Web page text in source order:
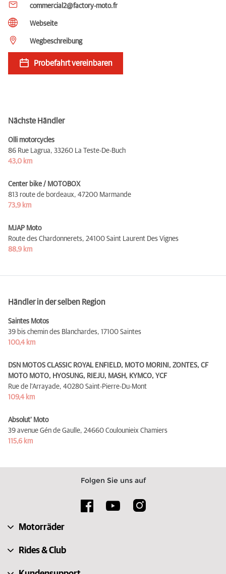
commercial2@factory-moto.fr
Webseite
Wegbeschreibung
Probefahrt vereinbaren
Nächste Händler
Olli motorcycles
86 Rue Lagrua, 33260 La Teste-De-Buch
43,0 km
Center bike / MOTOBOX
813 route de bordeaux, 47200 Marmande
73,9 km
MJAP Moto
Route des Chardonnerets, 24100 Saint Laurent Des Vignes
88,9 km
Händler in der selben Region
Saintes Motos
39 bis chemin des Blanchardes, 17100 Saintes
100,4 km
DSN MOTOS CLASSIC ROYAL ENFIELD, MOTO MORINI, ZONTES, CF
MOTO MOTO, HYOSUNG, RIEJU, MASH, KYMCO, YCF
Rue de l'Arrayade, 40280 Saint-Pierre-Du-Mont
109,4 km
Absolut' Moto
39 avenue Gén de Gaulle, 24660 Coulounieix Chamiers
115,6 km
Folgen Sie uns auf
Motorräder
Rides & Club